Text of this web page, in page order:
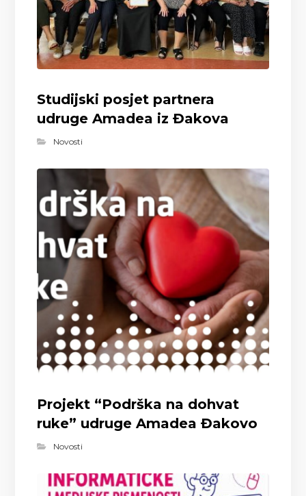
Studijski posjet partnera
udruge Amadea iz Đakova
Novosti
Projekt “Podrška na dohvat
ruke” udruge Amadea Đakovo
Novosti